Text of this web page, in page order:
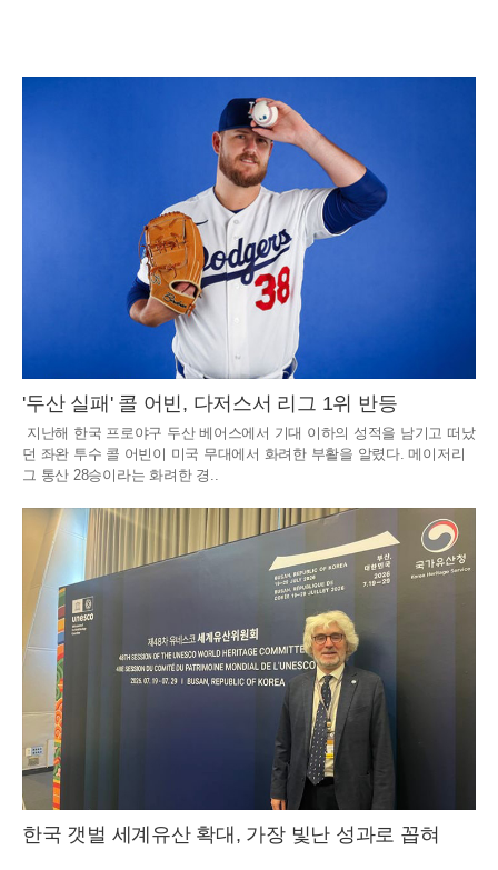
'두산 실패' 콜 어빈, 다저스서 리그 1위 반등
지난해 한국 프로야구 두산 베어스에서 기대 이하의 성적을 남기고 떠났
던 좌완 투수 콜 어빈이 미국 무대에서 화려한 부활을 알렸다. 메이저리
그 통산 28승이라는 화려한 경..
한국 갯벌 세계유산 확대, 가장 빛난 성과로 꼽혀